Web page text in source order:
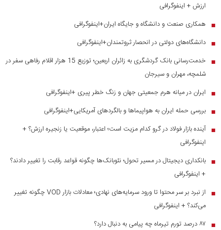
ارزش + اینفوگرافی
■ همکاری صنعت و دانشگاه و جایگاه ایران+اینفوگرافی
■ دانشگاه‌های دولتی در انحصار ثروتمندان+اینفوگرافی
■
خدمت‌رسانی بانک گردشگری به زائران اربعین؛ توزیع 15 هزار اقلام رفاهی سفر در
شلمچه، مهران و سیرجان
■ ایران در میانه هرم جمعیتی جهان و زنگ خطر پیری +اینفوگرافی
■ بررسی حمله ایران به هواپیماها و بالگردهای آمریکایی+اینفوگرافی
■ آینده بازار فولاد در گرو کدام مزیت است؛ اعتبار، موقعیت یا زنجیره ارزش؟ +
اینفوگرافی
■ بانکداری دیجیتال در مسیر تحول؛ نئوبانک‌ها چگونه قواعد رقابت را تغییر دادند؟
+ اینفوگرافی
■
از نبرد بر سر محتوا تا ورود سرمایه‌های نهادی؛ معادلات بازار VOD چگونه تغییر
می‌کند؟ + اینفوگرافی
■ ۸۷ درصد تورم تیرماه چه پیامی به دنبال دارد؟